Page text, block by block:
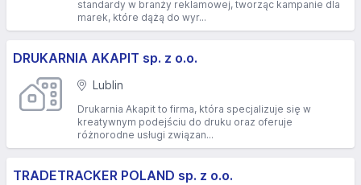
standardy w branży reklamowej, tworząc kampanie dla
marek, które dążą do wyr...
DRUKARNIA AKAPIT sp. z o.o.
Lublin
Drukarnia Akapit to firma, która specjalizuje się w
kreatywnym podejściu do druku oraz oferuje
różnorodne usługi związan...
TRADETRACKER POLAND sp. z o.o.